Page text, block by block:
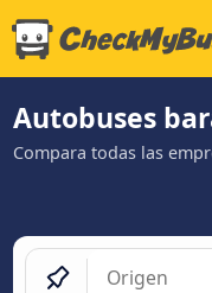
Autobuses
Compara todas las